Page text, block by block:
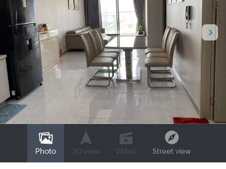
Photo 3D view Video Street view